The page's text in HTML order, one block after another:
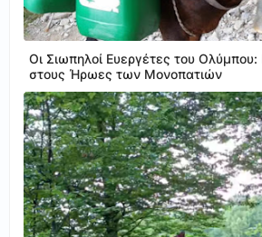
Οι Σιωπηλοί Ευεργέτες του
στους Ήρωες των Μονοπατιών